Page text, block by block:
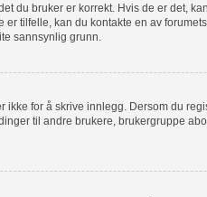
du bruker er korrekt. Hvis de er det,
tilfelle, kan du kontakte en av
sannsynlig grunn.
for å skrive innlegg. Dersom du
til andre brukere, brukergruppe